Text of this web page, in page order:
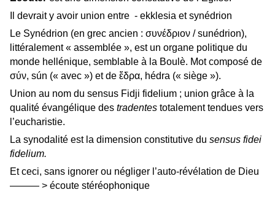
Il devrait y avoir union entre - ekklesia et synédrion
Le Synédrion (en grec ancien : συνέδριον / sunédrion),
littéralement « assemblée », est un organe politique du
monde hellénique, semblable à la Boulè. Mot composé de
σύν, sún (« avec ») et de ἕδρα, hédra (« siège »).
Union au nom du sensus Fidji fidelium ; union grâce à la
qualité évangélique des tradentes totalement tendues vers
l’eucharistie.
La synodalité est la dimension constitutive du sensus fidei
fidelium.
Et ceci, sans ignorer ou négliger l’auto-révélation de Dieu
——— > écoute stéréophonique